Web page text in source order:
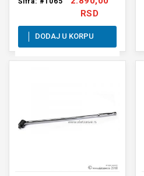
RSD
DODAJ U KORPU